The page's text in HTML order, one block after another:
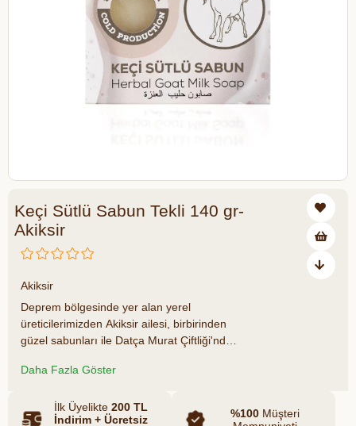
Keçi Sütlü Sabun Tekli 140 gr-
Akiksir
Akiksir
Deprem bölgesinde yer alan yerel
üreticilerimizden Akiksir ailesi, birbirinden
güzel sabunları ile Datça Murat Çiftliği'nde
her ürün ile deprem bölgesindeki
katkıda bulunduğunuzu unutmayın. Datça
Daha Fazla Göster
İlk Üyelikte 200 TL
İndirim + Ücretsiz
%100Müşteri